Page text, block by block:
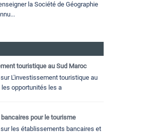
la Société de Géographie
touristique au Sud Maroc
L'investissement touristique au
les opportunités les a
pour le tourisme
les établissements bancaires et